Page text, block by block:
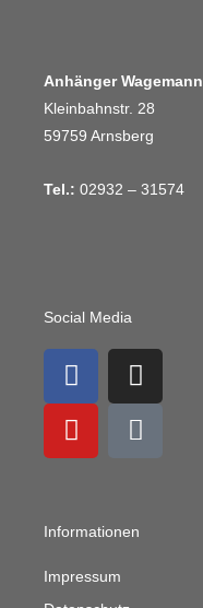
Anhänger Wagemann
Kleinbahnstr. 28
59759 Arnsberg
Tel.: 02932 – 31574
Social Media
F
a
c
e
o
I
n
s
t
r
Y
o
u
t
e
M
a
i
l
u
Informationen
Impressum